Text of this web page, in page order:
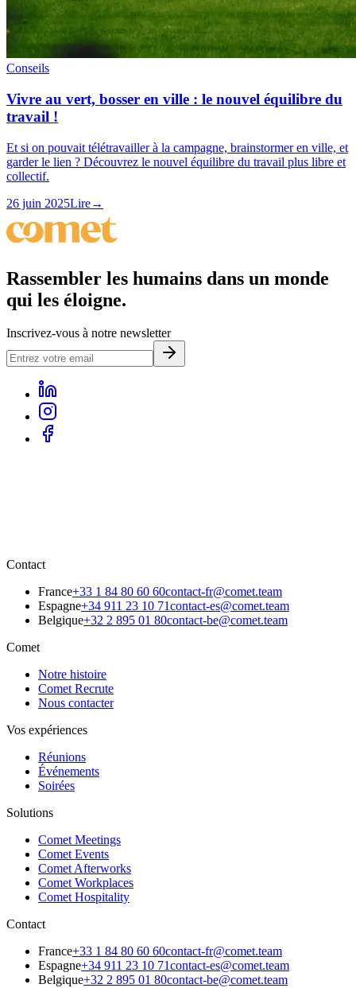
Conseils
Vivre au vert, bosser en ville : le nouvel équilibre du
travail !
Et si on pouvait télétravailler à la campagne, brainstormer en ville, et
garder le lien ? Découvrez le nouvel équilibre du travail plus libre et
collectif.
26 juin 2025Lire→
Rassembler les humains dans un monde
qui les éloigne.
Inscrivez-vous à notre newsletter
Contact
France+33 1 84 80 60 60contact-fr@comet.team
Espagne+34 911 23 10 71contact-es@comet.team
Belgique+32 2 895 01 80contact-be@comet.team
Comet
Notre histoire
Comet Recrute
Nous contacter
Vos expériences
Réunions
Événements
Soirées
Solutions
Comet Meetings
Comet Events
Comet Afterworks
Comet Workplaces
Comet Hospitality
Contact
France+33 1 84 80 60 60contact-fr@comet.team
Espagne+34 911 23 10 71contact-es@comet.team
Belgique+32 2 895 01 80contact-be@comet.team